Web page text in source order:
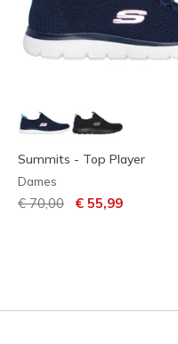
Summits - Top Player
Dames
Prijs verlaagd van
€ 70,00 naar
€ 55,99